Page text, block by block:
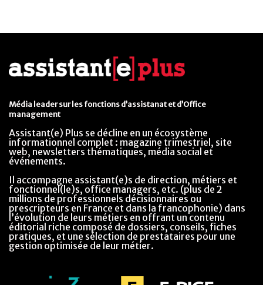
Média leader sur les fonctions d’assistanat et d’Office
management
Assistant(e) Plus se décline en un écosystème
informationnel complet : magazine trimestriel, site
web, newsletters thématiques, média social et
événements.
Il accompagne assistant(e)s de direction, métiers et
fonctionnel(le)s, office managers, etc. (plus de 2
millions de professionnels décisionnaires ou
prescripteurs en France et dans la francophonie) dans
l’évolution de leurs métiers en offrant un contenu
éditorial riche composé de dossiers, conseils, fiches
pratiques, et une sélection de prestataires pour une
gestion optimisée de leur métier.